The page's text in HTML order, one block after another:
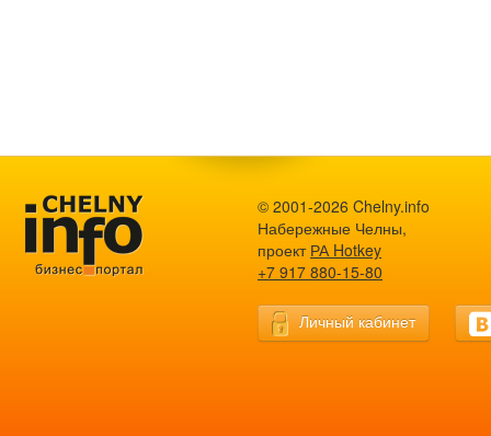
© 2001-2026 Chelny.info
Набережные Челны,
проект РА Hotkey
+7 917 880-15-80
Личный кабинет